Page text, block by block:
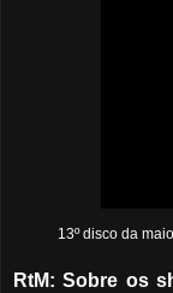
13º disco da
RtM: Sobre os